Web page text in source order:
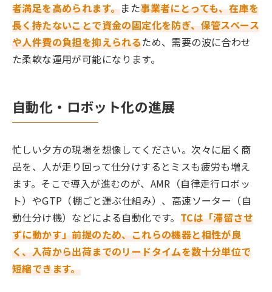
者満足を高められます。また事業者にとっても、在庫を
長く持たないことで資金の固定化を防ぎ、保管スペース
や人件費の負担を抑えられるため、需要の波に合わせ
た柔軟な運用が可能になります。
自動化・ロボット化の進展
忙しい夕方の現場を想像してください。次々に届く商
品を、人が走り回って仕分けするとミスも疲労も増え
ます。そこで導入が進むのが、AMR（自律走行ロボッ
ト）やGTP（棚ごと運ぶ仕組み）、高速ソーター（自
動仕分け機）などによる自動化です。 TCは「滞留させ
ずに動かす」前提のため、これらの機器と相性が良
く、入荷から出荷までのリードタイムを数十分単位で
短縮できます。